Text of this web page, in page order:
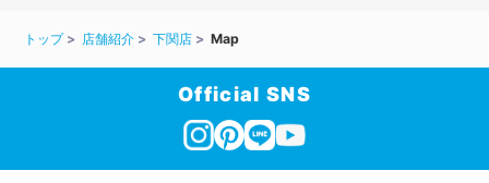
トップ 店舗紹介 下関店 Map
Official SNS